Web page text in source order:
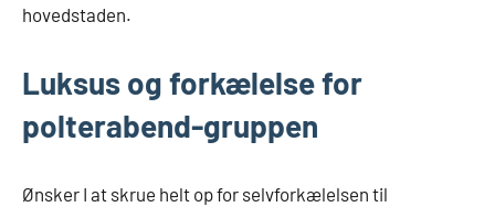
hovedstaden.
Luksus og forkælelse for
polterabend-gruppen
Ønsker I at skrue helt op for selvforkælelsen til